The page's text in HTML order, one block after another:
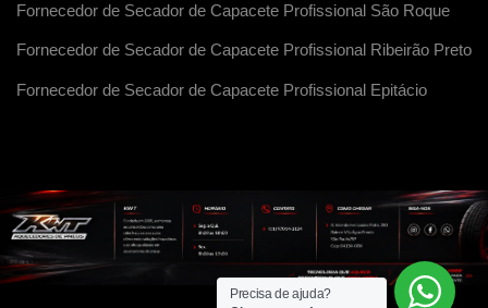
Fornecedor de Secador de Capacete Profissional São Roque
Fornecedor de Secador de Capacete Profissional Ribeirão Preto
Fornecedor de Secador de Capacete Profissional Epitácio
Precisa de ajuda?